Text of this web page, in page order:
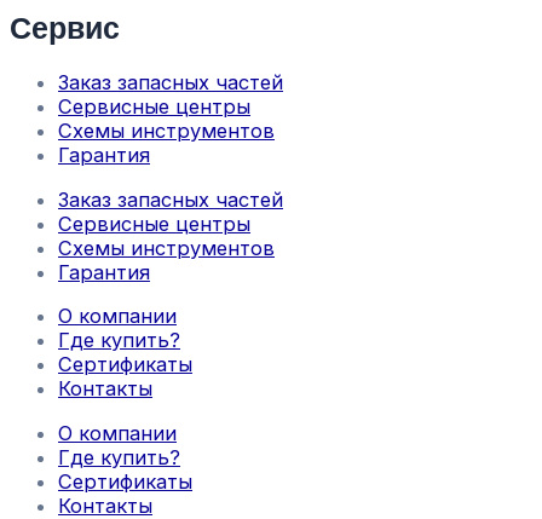
Сервис
Заказ запасных частей
Сервисные центры
Схемы инструментов
Гарантия
Заказ запасных частей
Сервисные центры
Схемы инструментов
Гарантия
О компании
Где купить?
Сертификаты
Контакты
О компании
Где купить?
Сертификаты
Контакты